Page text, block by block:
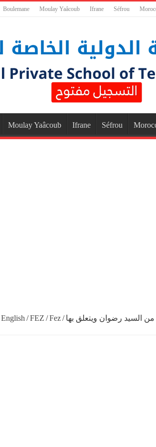
Boulemane Moulay Yaâcoub Ifrane Séfrou
Moulay Yaâcoub Ifrane Séfrou
English /FEZ /Fez/ السيد رضوان ويتعلق بها